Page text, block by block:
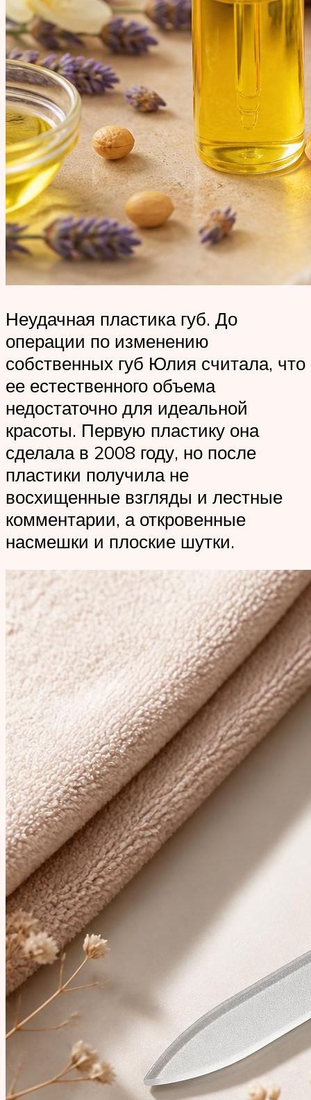
Неудачная пластика губ. До
операции по изменению
собственных губ Юлия считала, что
ее естественного объема
недостаточно для идеальной
красоты. Первую пластику она
сделала в 2008 году, но после
пластики получила не
восхищенные взгляды и лестные
комментарии, а откровенные
насмешки и плоские шутки.